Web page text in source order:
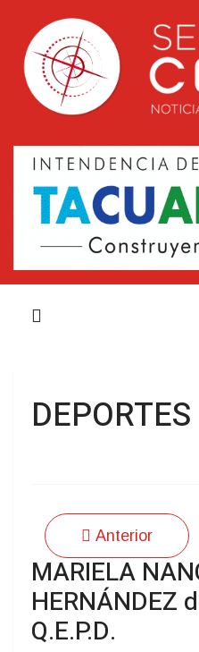
DEPORTES
Anterior
MARIELA
HERNÁNDEZ
Q.E.P.D.